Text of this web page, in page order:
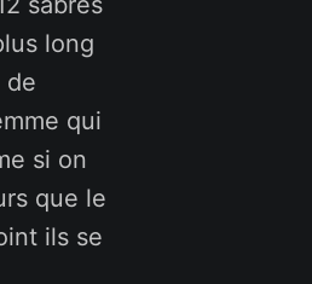
long
de
qui
si on
que le
ils se